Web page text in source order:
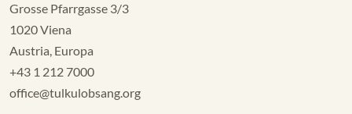
Grosse Pfarrgasse 3/3
1020 Viena
Austria, Europa
+43 1 212 7000
office@tulkulobsang.org